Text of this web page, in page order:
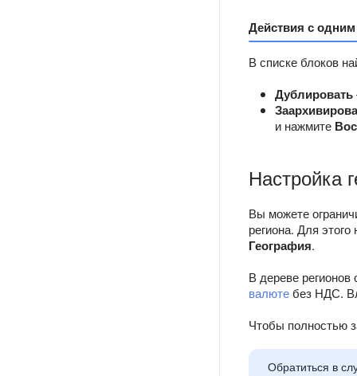
Действия с
В списке блоков
Дублировать
и нажмите
Настройка
Вы можете
региона. Для
География.
В дереве регионов
валютебез НДС.
Чтобы полностью
Обратиться в